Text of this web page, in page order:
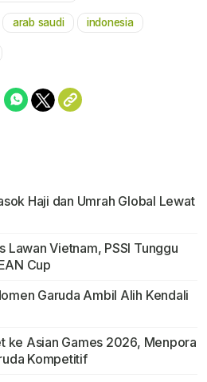
arab saudi indonesia
Haji dan Umrah Global Lewat
Lawan Vietnam, PSSI Tunggu
Cup
Garuda Ambil Alih Kendali
ke Asian Games 2026, Menpora
Kompetitif